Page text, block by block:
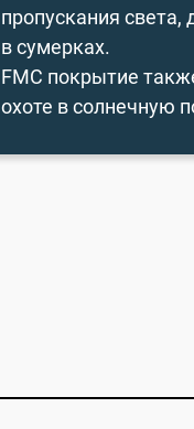
пропускания света,
в сумерках.
FMC покрытие
охоте в солнечную